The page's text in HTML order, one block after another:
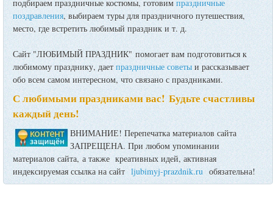
подбираем праздничные костюмы, готовимпраздничные
поздравления, выбираем туры для праздничного путешествия,
место, где встретить любимый праздник и т. д.
Сайт "ЛЮБИМЫЙ ПРАЗДНИК" помогает вам подготовиться к
любимому празднику, даетпраздничные советы и рассказывает
обо всем самом интересном, что связано с праздниками.
С любимыми праздниками вас! Будьте счастливы
каждый день!
ВНИМАНИЕ! Перепечатка материалов сайта
ЗАПРЕЩЕНА. При любом упоминании
материалов сайта, а также креативных идей, активная
индексируемая ссылка на сайт ljubimyj-prazdnik.ru обязательна!